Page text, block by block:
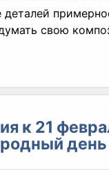
деталей
свою
к 21
день